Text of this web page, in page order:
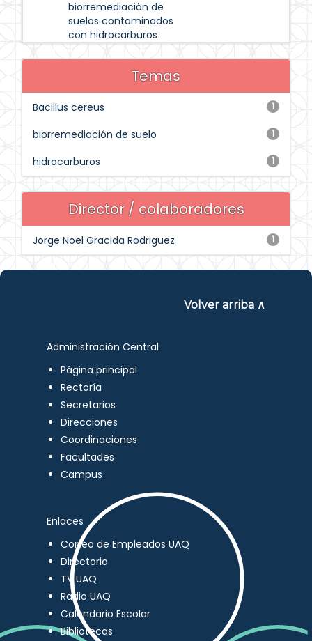
biorremediación de
suelos contaminados
con hidrocarburos
Temas
1
Bacillus cereus
1
biorremediación de suelo
1
hidrocarburos
Director / colaboradores
1
Jorge Noel Gracida Rodriguez
Volver arriba ∧
Administración Central
Página principal
Rectoría
Secretarios
Direcciones
Coordinaciones
Facultades
Campus
Enlaces
Correo de Empleados UAQ
Directorio
TV UAQ
Radio UAQ
Calendario Escolar
Bibliotecas